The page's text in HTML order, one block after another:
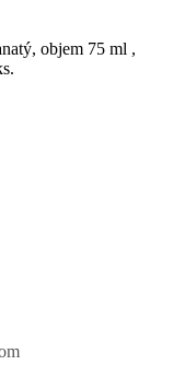
objem 75 ml ,